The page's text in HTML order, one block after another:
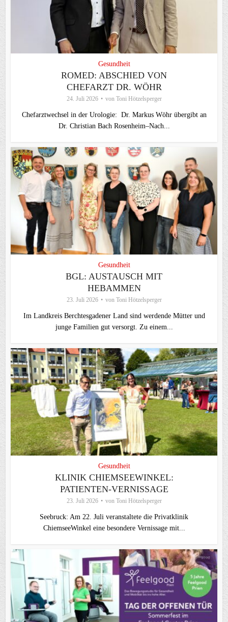
Gesundheit
ROMED: ABSCHIED VON
CHEFARZT DR. WÖHR
24. Juli 2026 von Toni Hötzelsperger
Chefarztwechsel in der Urologie: Dr. Markus Wöhr übergibt an
Dr. Christian Bach Rosenheim–Nach...
Gesundheit
BGL: AUSTAUSCH MIT
HEBAMMEN
23. Juli 2026 von Toni Hötzelsperger
Im Landkreis Berchtesgadener Land sind werdende Mütter und
junge Familien gut versorgt. Zu einem...
Gesundheit
KLINIK CHIEMSEEWINKEL:
PATIENTEN-VERNISSAGE
23. Juli 2026 von Toni Hötzelsperger
Seebruck: Am 22. Juli veranstaltete die Privatklinik
ChiemseeWinkel eine besondere Vernissage mit...